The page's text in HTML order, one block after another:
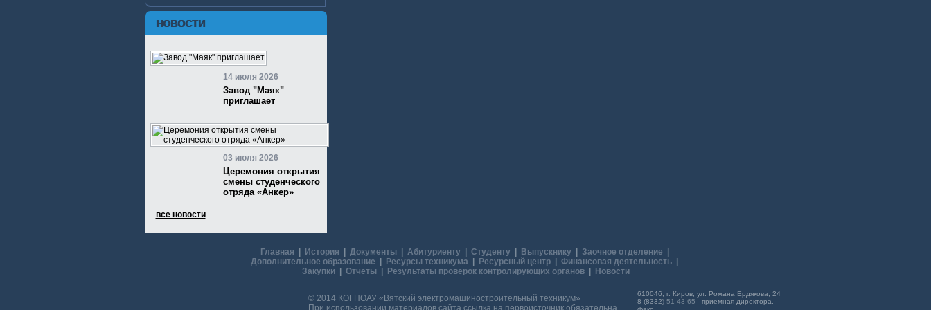
НОВОСТИ
14 июля 2026
Завод "Маяк"
приглашает
03 июля 2026
Церемония открытия
смены студенческого
отряда «Анкер»
все новости
Главная История Документы| Абитуриенту| Студенту| Выпускнику| Заочное отделение
Дополнительное образование
Ресурсы техникума Ресурсный центр Финансовая деятельность
Закупки| Отчеты| Результаты проверок контролирующих органов| Новости
© 2014 КОГПОАУ «Вятский электромашиностроительный техникум»
При использовании материалов сайта ссылка на первоисточник обязательна.
610046, г. Киров, ул. Романа Ердякова, 24
8 (8332) 51-43-65 - приемная директора,